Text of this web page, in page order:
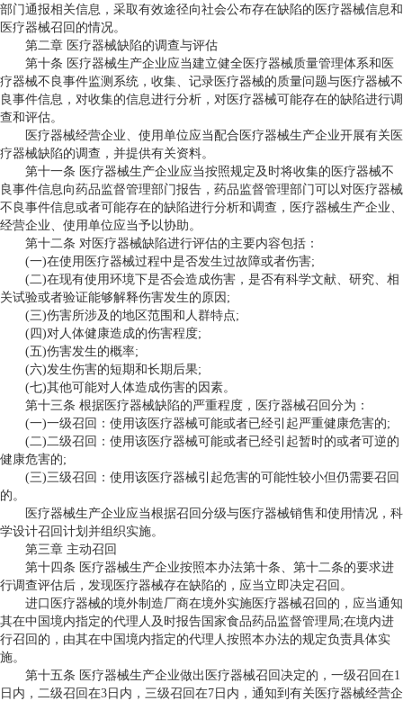
部门通报相关信息，采取有效途径向社会公布存在缺陷的医疗器械信息和
医疗器械召回的情况。
第二章 医疗器械缺陷的调查与评估
第十条 医疗器械生产企业应当建立健全医疗器械质量管理体系和医
疗器械不良事件监测系统，收集、记录医疗器械的质量问题与医疗器械不
良事件信息，对收集的信息进行分析，对医疗器械可能存在的缺陷进行调
查和评估。
医疗器械经营企业、使用单位应当配合医疗器械生产企业开展有关医
疗器械缺陷的调查，并提供有关资料。
第十一条 医疗器械生产企业应当按照规定及时将收集的医疗器械不
良事件信息向药品监督管理部门报告，药品监督管理部门可以对医疗器械
不良事件信息或者可能存在的缺陷进行分析和调查，医疗器械生产企业、
经营企业、使用单位应当予以协助。
第十二条 对医疗器械缺陷进行评估的主要内容包括：
(一)在使用医疗器械过程中是否发生过故障或者伤害;
(二)在现有使用环境下是否会造成伤害，是否有科学文献、研究、相
关试验或者验证能够解释伤害发生的原因;
(三)伤害所涉及的地区范围和人群特点;
(四)对人体健康造成的伤害程度;
(五)伤害发生的概率;
(六)发生伤害的短期和长期后果;
(七)其他可能对人体造成伤害的因素。
第十三条 根据医疗器械缺陷的严重程度，医疗器械召回分为：
(一)一级召回：使用该医疗器械可能或者已经引起严重健康危害的;
(二)二级召回：使用该医疗器械可能或者已经引起暂时的或者可逆的
健康危害的;
(三)三级召回：使用该医疗器械引起危害的可能性较小但仍需要召回
的。
医疗器械生产企业应当根据召回分级与医疗器械销售和使用情况，科
学设计召回计划并组织实施。
第三章 主动召回
第十四条 医疗器械生产企业按照本办法第十条、第十二条的要求进
行调查评估后，发现医疗器械存在缺陷的，应当立即决定召回。
进口医疗器械的境外制造厂商在境外实施医疗器械召回的，应当通知
其在中国境内指定的代理人及时报告国家食品药品监督管理局;在境内进
行召回的，由其在中国境内指定的代理人按照本办法的规定负责具体实
施。
第十五条 医疗器械生产企业做出医疗器械召回决定的，一级召回在1
日内，二级召回在3日内，三级召回在7日内，通知到有关医疗器械经营企